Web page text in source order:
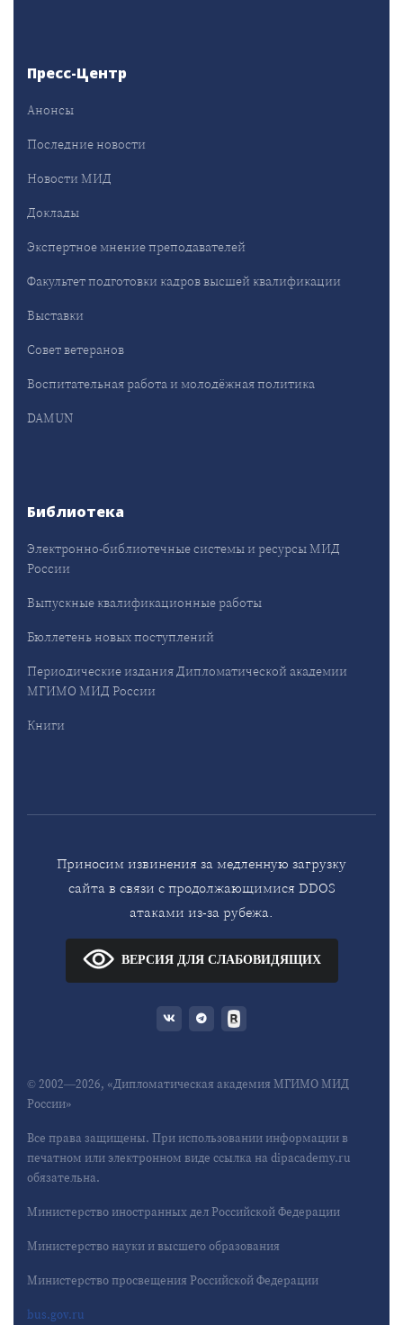
Пресс-Центр
Анонсы
Последние новости
Новости МИД
Доклады
Экспертное мнение преподавателей
Факультет подготовки кадров высшей квалификации
Выставки
Совет ветеранов
Воспитательная работа и молодёжная политика
DAMUN
Библиотека
Электронно-библиотечные системы и ресурсы МИД
России
Выпускные квалификационные работы
Бюллетень новых поступлений
Периодические издания Дипломатической академии
МГИМО МИД России
Книги
Приносим извинения за медленную загрузку
сайта в связи с продолжающимися DDOS
атаками из-за рубежа.
ВЕРСИЯ ДЛЯ СЛАБОВИДЯЩИХ
© 2002—2026, «Дипломатическая академия МГИМО МИД
России»
Все права защищены. При использовании информации в
печатном или электронном виде ссылка на dipacademy.ru
обязательна.
Министерство иностранных дел Российской Федерации
Министерство науки и высшего образования
Министерство просвещения Российской Федерации
bus.gov.ru